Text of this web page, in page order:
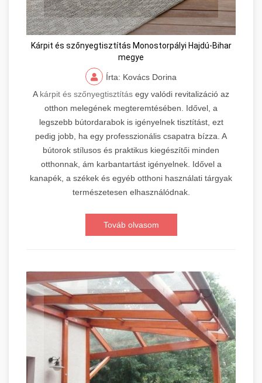
Kárpit és szőnyegtisztítás Monostorpályi Hajdú-Bihar
megye
Írta: Kovács Dorina
A kárpit és szőnyegtisztítás egy valódi revitalizáció az
otthon melegének megteremtésében. Idővel, a
legszebb bútordarabok is igényelnek tisztítást, ezt
pedig jobb, ha egy professzionális csapatra bízza. A
bútorok stílusos és praktikus kiegészítői minden
otthonnak, ám karbantartást igényelnek. Idővel a
kanapék, a székek és egyéb otthoni használati tárgyak
természetesen elhasználódnak.
Továb olvasom